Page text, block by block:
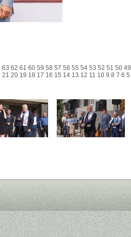
63 62 61 60 59 58 57 56 55 54 53 52 51 50 49
21 20 19 18 17 16 15 14 13 12 11 10 9 8 7 6 5